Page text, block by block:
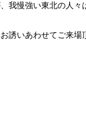
慢強い東北の人
誘いあわせてご来場